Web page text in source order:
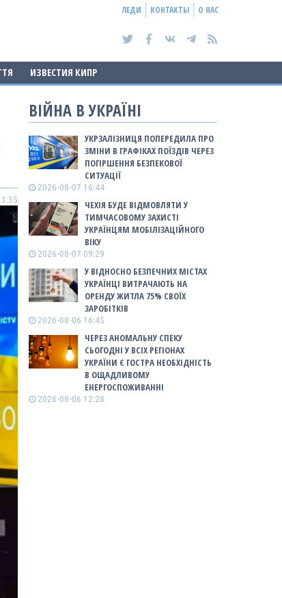
ЛЕДИ КОНТАКТЫ О НАС
ИЗВЕСТИЯ КИПР
ВІЙНА В УКРАЇНІ
УКРЗАЛІЗНИЦЯ ПОПЕРЕДИЛА ПРО
ЗМІНИ В ГРАФІКАХ ПОЇЗДІВ ЧЕРЕЗ
ПОГІРШЕННЯ БЕЗПЕКОВОЇ
СИТУАЦІЇ
2026-08-07 16:44
ЧЕХІЯ БУДЕ ВІДМОВЛЯТИ У
ТИМЧАСОВОМУ ЗАХИСТІ
УКРАЇНЦЯМ МОБІЛІЗАЦІЙНОГО
ВІКУ
2026-08-07 09:29
У ВІДНОСНО БЕЗПЕЧНИХ МІСТАХ
УКРАЇНЦІ ВИТРАЧАЮТЬ НА
ОРЕНДУ ЖИТЛА 75% СВОЇХ
ЗАРОБІТКІВ
2026-08-06 16:45
ЧЕРЕЗ АНОМАЛЬНУ СПЕКУ
СЬОГОДНІ У ВСІХ РЕГІОНАХ
УКРАЇНИ Є ГОСТРА НЕОБХІДНІСТЬ
В ОЩАДЛИВОМУ
ЕНЕРГОСПОЖИВАННІ
2026-08-06 12:28